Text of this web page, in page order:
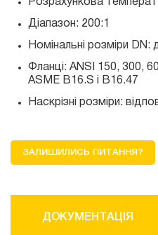
Розрахункова
Діапазон: 200:1
Номінальні розміри DN:
Фланці: ANSI 150, 300,
ASME B16.S і B16.47
Наскрізні розміри:
ЗАЛИШИЛИСЬ ПИТАННЯ?
ДОКУМЕНТАЦІЯ